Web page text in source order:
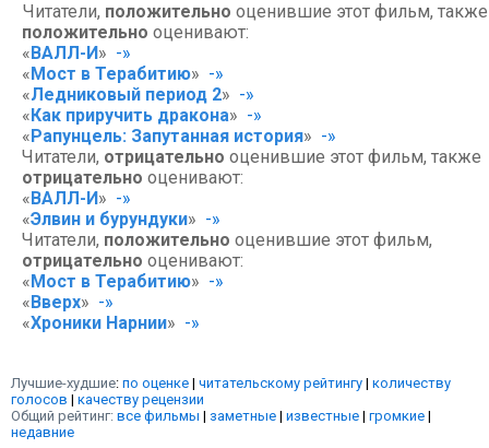
Читатели, положительно оценившие этот фильм, также
положительно оценивают:
«ВАЛЛ-И» -»
«Мост в Терабитию» -»
«Ледниковый период 2» -»
«Как приручить дракона» -»
«Рапунцель: Запутанная история» -»
Читатели, отрицательно оценившие этот фильм, также
отрицательно оценивают:
«ВАЛЛ-И» -»
«Элвин и бурундуки» -»
Читатели, положительно оценившие этот фильм,
отрицательно оценивают:
«Мост в Терабитию» -»
«Вверх» -»
«Хроники Нарнии» -»
Лучшие-худшие: по оценке | читательскому рейтингу | количеству
голосов | качеству рецензии
Общий рейтинг: все фильмы | заметные | известные | громкие |
недавние